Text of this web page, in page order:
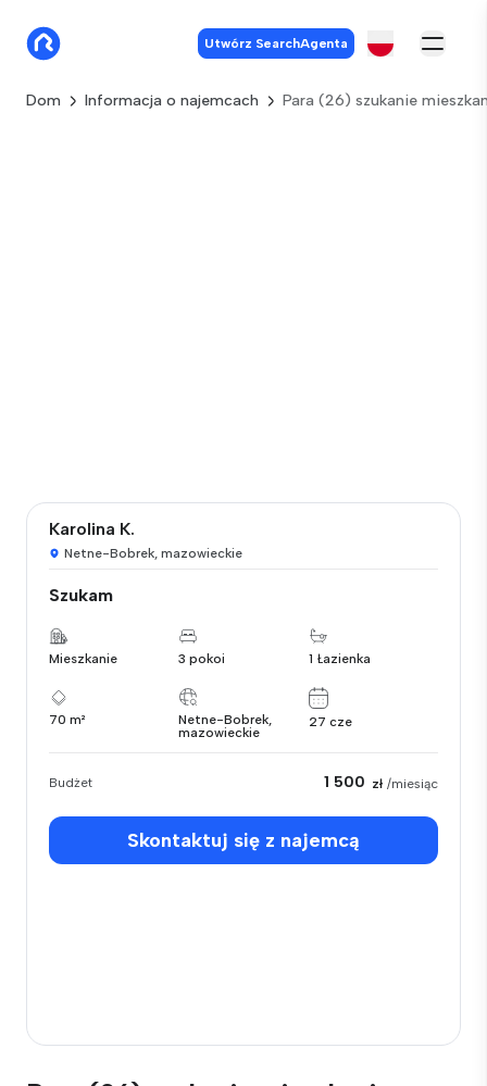
Utwórz SearchAgenta
Dom Informacja o najemcach Para (26) szukanie
Karolina K.
Netne-Bobrek, mazowieckie
Szukam
Mieszkanie 3 pokoi 1 Łazienka
70 m²
Netne-Bobrek,
mazowieckie
27 cze
Budżet 1 500 zł /miesiąc
Skontaktuj się z najemcą